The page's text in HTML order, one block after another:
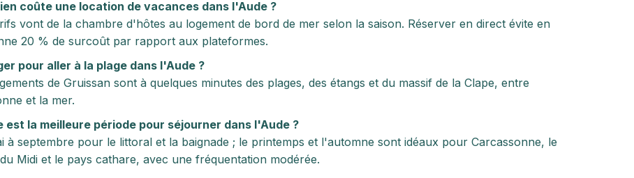
coûte une location de vacances dans l'Aude ?
vont de la chambre d'hôtes au logement de bord de mer selon la saison. Réserver en direct évite en
20 % de surcoût par rapport aux plateformes.
pour aller à la plage dans l'Aude ?
de Gruissan sont à quelques minutes des plages, des étangs et du massif de la Clape, entre
et la mer.
est la meilleure période pour séjourner dans l'Aude ?
à septembre pour le littoral et la baignade ; le printemps et l'automne sont idéaux pour Carcassonne, le
Midi et le pays cathare, avec une fréquentation modérée.